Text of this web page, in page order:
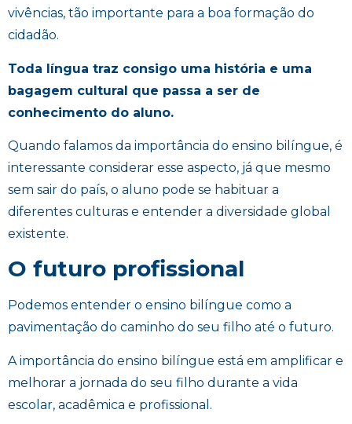
vivências, tão importante para a boa formação do
cidadão.
Toda língua traz consigo uma história e uma
bagagem cultural que passa a ser de
conhecimento do aluno.
Quando falamos da importância do ensino bilíngue, é
interessante considerar esse aspecto, já que mesmo
sem sair do país, o aluno pode se habituar a
diferentes culturas e entender a diversidade global
existente.
O futuro profissional
Podemos entender o ensino bilíngue como a
pavimentação do caminho do seu filho até o futuro.
A importância do ensino bilíngue está em amplificar e
melhorar a jornada do seu filho durante a vida
escolar, acadêmica e profissional.